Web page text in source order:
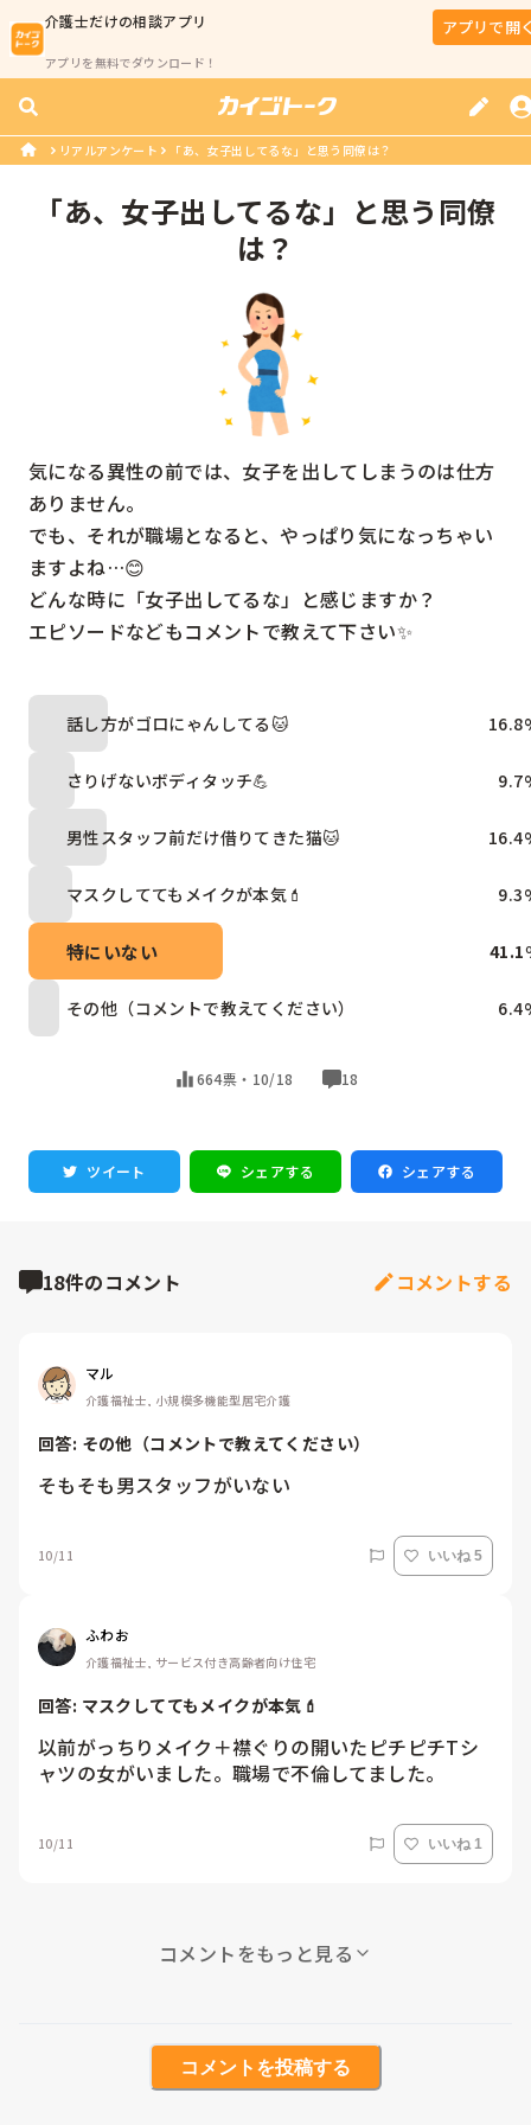
介護士だけの相談アプリ
アプリを無料でダウンロード！
アプリで開
リアルアンケート 「あ、女子出してるな」と思う同僚は？
「あ、女子出してるな」と思う同僚
は？
気になる異性の前では、女子を出してしまうのは仕方
ありません。
でも、それが職場となると、やっぱり気になっちゃい
ますよね…😊
どんな時に「女子出してるな」と感じますか？
エピソードなどもコメントで教えて下さい✨
話し方がゴロにゃんしてる🐱 16.8
さりげないボディタッチ💪 9.7
男性スタッフ前だけ借りてきた猫🐱 16.4
マスクしててもメイクが本気💄 9.3
特にいない 41.1
その他（コメントで教えてください） 6.4
664票・ 10/18 18
ツイート シェアする シェアする
18件のコメント コメントする
マル
介護福祉士, 小規模多機能型居宅介護
回答: その他（コメントで教えてください）
そもそも男スタッフがいない
10/11 いいね 5
ふわお
介護福祉士, サービス付き高齢者向け住宅
回答: マスクしててもメイクが本気💄
以前がっちりメイク＋襟ぐりの開いたピチピチTシ
ャツの女がいました。職場で不倫してました。
10/11 いいね 1
コメントをもっと見る
コメントを投稿する